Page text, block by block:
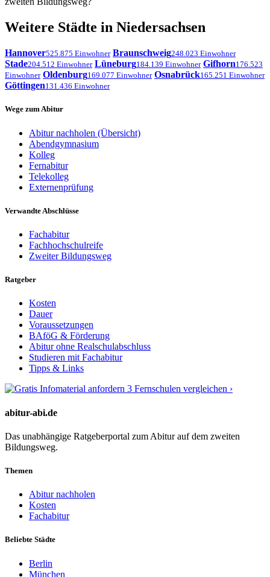
Weitere Städte in Niedersachsen
Hannover525.875 Einwohner Braunschweig248.023 Einwohner
Stade204.512 Einwohner Lüneburg184.139 Einwohner Gifhorn176.523
Einwohner Oldenburg169.077 Einwohner Osnabrück165.251 Einwohner
Göttingen131.436 Einwohner
Wege zum Abitur
Abitur nachholen (Übersicht)
Abendgymnasium
Kolleg
Fernabitur
Telekolleg
Externenprüfung
Verwandte Abschlüsse
Fachabitur
Fachhochschulreife
Zweiter Bildungsweg
Ratgeber
Kosten
Dauer
Voraussetzungen
BAföG & Förderung
Abitur ohne Realschulabschluss
Studieren mit Fachabitur
Tipps & Links
3 Fernschulen vergleichen ›
abitur-abi.de
Das unabhängige Ratgeberportal zum Abitur auf dem zweiten
Bildungsweg.
Themen
Abitur nachholen
Kosten
Fachabitur
Beliebte Städte
Berlin
München